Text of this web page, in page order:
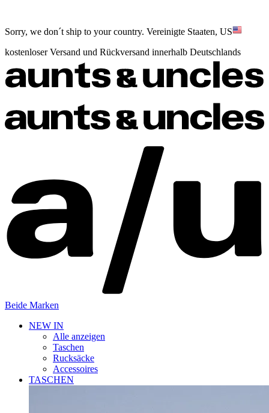
Sorry, we don´t ship to your country. Vereinigte Staaten, US
kostenloser Versand und Rückversand innerhalb Deutschlands
Beide Marken
NEW IN
Alle anzeigen
Taschen
Rucksäcke
Accessoires
TASCHEN